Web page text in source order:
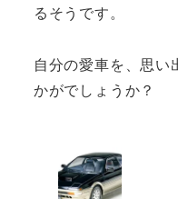
るそうです。
自分の愛車を、思
かがでしょうか？